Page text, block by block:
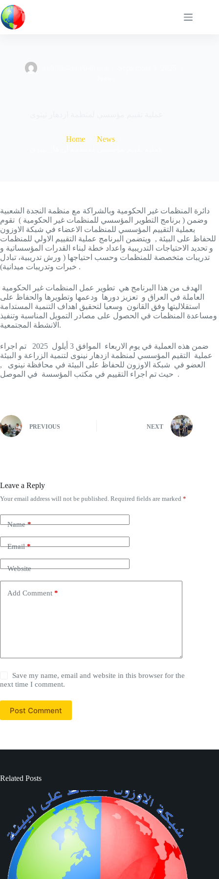
Skip
to
content
Home
News
دائرة المنظمات غير الحكومية وبالشراكة مع منظمة النجدة الشعبية
وضمن ( برنامج التطوير المؤسسي للمنظمات غير الحكومية ) تقوم
بعملية التقييم المؤسسي للمنظمات الاعضاء في شبكة الاوزون
للحفاظ على البيئة , ويتضمن البرنامج عملية التقييم الاولي للمنظمات
و تحديد الاحتياجات التدريبية واعداد خطة لبناء القدرات المؤسساتية و
تدريبات متخصصة للمنظمات وحسب احتياجها ( ورش تدريبية، تبادل
خبرات وتدريبات ميدانية) .
العاملة في العراق و تعزيز دورها ودعمها وتطويرها والحفاظ على
استقلاليتها وفق القانون وسعيا لتحقيق اهداف التنمية المستدامة
ومساعدة المنظمات في الحصول على مصادر التمويل المناسبة وتنفيذ
الانشطة المجتمعية.
ضمن هذه العملية في يوم الاربعاء الموافق 3 أيلول 2025 تم اجراء
عملية التقيم المؤسسي لمنظمة ازدهار نينوى لتنمية الزراعة و البيئة
العضو في شبكة الاوزون للحفاظ على البيئة في محافظة نينوى ,
حيث تم اجراء التقييم في مكتب المؤسسة في الموصل .
PREVIOUS NEXT
Leave a Reply
Your email address will not be published. Required fields are marked *
Name*
Email*
Website
Add Comment *
Save my name, email and website in this browser for the
next time I comment.
Post Comment
Related Posts